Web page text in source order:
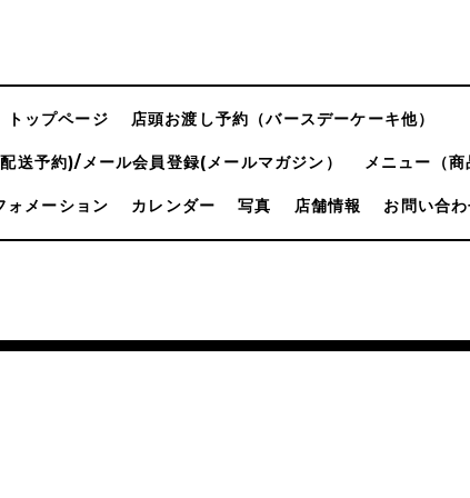
トップページ 店頭お渡し予約（バースデーケーキ他）
送予約)/メール会員登録(メールマガジン） メニュー（
ォメーション カレンダー 写真 店舗情報 お問い合